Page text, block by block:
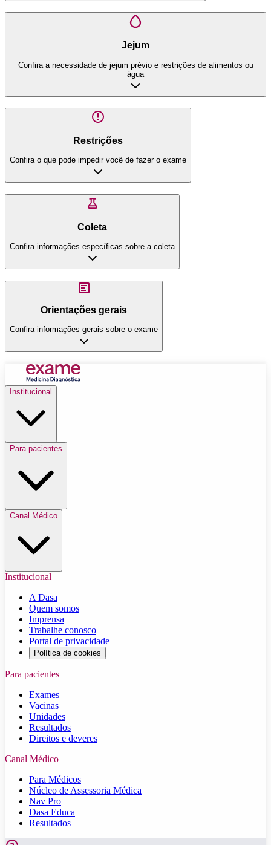
Jejum
Confira a necessidade de jejum prévio e restrições de alimentos ou
água
Restrições
Confira o que pode impedir você de fazer o exame
Coleta
Confira informações específicas sobre a coleta
Orientações gerais
Confira informações gerais sobre o exame
Institucional
Para pacientes
Canal Médico
Institucional
A Dasa
Quem somos
Imprensa
Trabalhe conosco
Portal de privacidade
Política de cookies
Para pacientes
Exames
Vacinas
Unidades
Resultados
Direitos e deveres
Canal Médico
Para Médicos
Núcleo de Assessoria Médica
Nav Pro
Dasa Educa
Resultados